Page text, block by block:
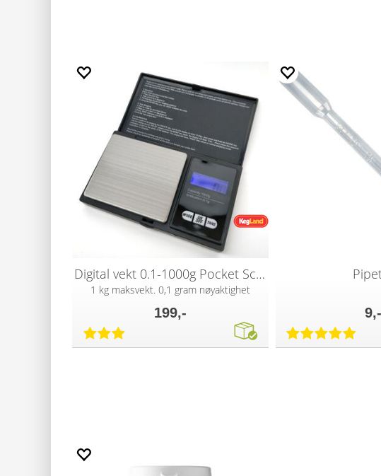
Digital vekt 0.1-1000g Pocket Scale
1 kg maksvekt. 0,1 gram nøyaktighet
199,- 9,-